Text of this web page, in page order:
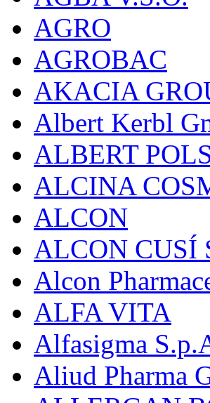
AGRO
AGROBAC
AKACIA
Albert Kerbl
ALBERT
ALCINA
ALCON
ALCON CUSÍ
Alcon
ALFA VITA
Alfasigma
Aliud Pharma